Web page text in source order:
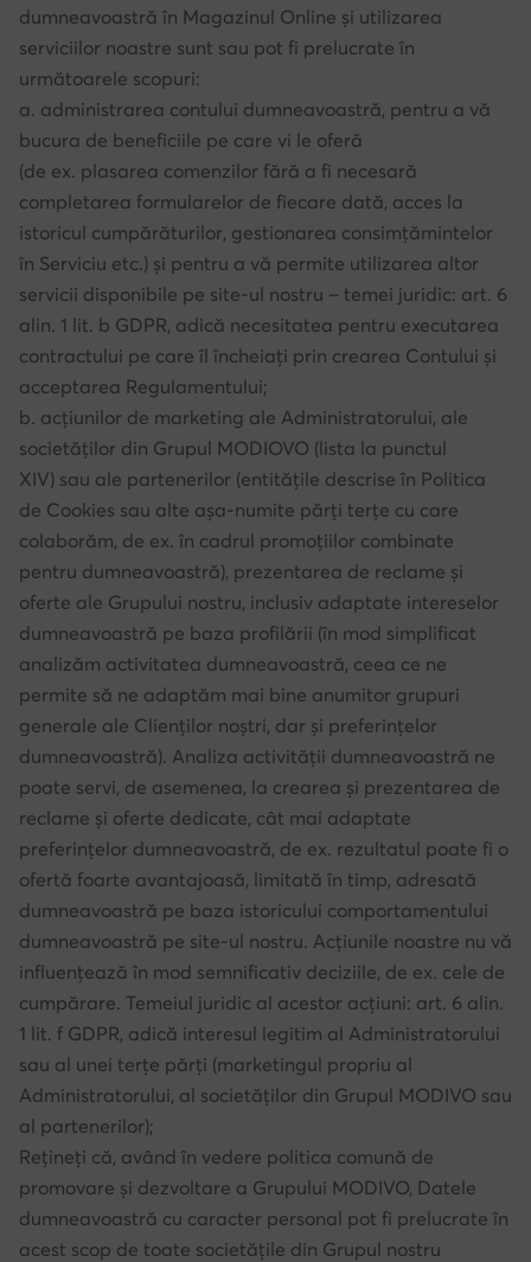
dumneavoastră în Magazinul Online și utilizarea
serviciilor noastre sunt sau pot fi prelucrate în
următoarele scopuri:
a. administrarea contului dumneavoastră, pentru a vă
bucura de beneficiile pe care vi le oferă
(de ex. plasarea comenzilor fără a fi necesară
completarea formularelor de fiecare dată, acces la
istoricul cumpărăturilor, gestionarea consimțămintelor
în Serviciu etc.) și pentru a vă permite utilizarea altor
servicii disponibile pe site-ul nostru – temei juridic: art. 6
alin. 1 lit. b GDPR, adică necesitatea pentru executarea
contractului pe care îl încheiați prin crearea Contului și
acceptarea Regulamentului;
b. acțiunilor de marketing ale Administratorului, ale
societăților din Grupul MODIOVO (lista la punctul
XIV) sau ale partenerilor (entitățile descrise în Politica
de Cookies sau alte așa-numite părți terțe cu care
colaborăm, de ex. în cadrul promoțiilor combinate
pentru dumneavoastră), prezentarea de reclame și
oferte ale Grupului nostru, inclusiv adaptate intereselor
dumneavoastră pe baza profilării (în mod simplificat
analizăm activitatea dumneavoastră, ceea ce ne
permite să ne adaptăm mai bine anumitor grupuri
generale ale Clienților noștri, dar și preferințelor
dumneavoastră). Analiza activității dumneavoastră ne
poate servi, de asemenea, la crearea și prezentarea de
reclame și oferte dedicate, cât mai adaptate
preferințelor dumneavoastră, de ex. rezultatul poate fi o
ofertă foarte avantajoasă, limitată în timp, adresată
dumneavoastră pe baza istoricului comportamentului
dumneavoastră pe site-ul nostru. Acțiunile noastre nu vă
influențează în mod semnificativ deciziile, de ex. cele de
cumpărare. Temeiul juridic al acestor acțiuni: art. 6 alin.
1 lit. f GDPR, adică interesul legitim al Administratorului
sau al unei terțe părți (marketingul propriu al
Administratorului, al societăților din Grupul MODIVO sau
al partenerilor);
Rețineți că, având în vedere politica comună de
promovare și dezvoltare a Grupului MODIVO, Datele
dumneavoastră cu caracter personal pot fi prelucrate în
acest scop de toate societățile din Grupul nostru